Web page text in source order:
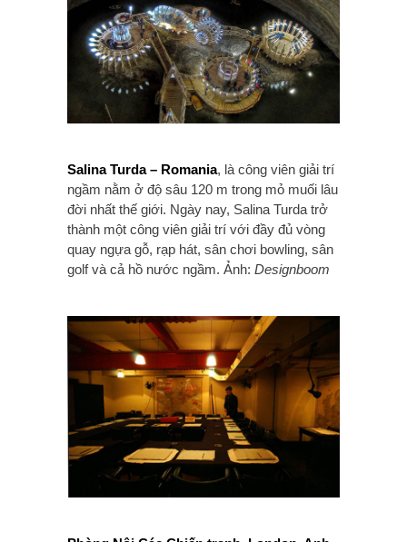
Salina Turda – Romania, là công viên giải trí
ngầm nằm ở độ sâu 120 m trong mỏ muối lâu
đời nhất thế giới. Ngày nay, Salina Turda trở
thành một công viên giải trí với đầy đủ vòng
quay ngựa gỗ, rạp hát, sân chơi bowling, sân
golf và cả hồ nước ngầm. Ảnh: Designboom